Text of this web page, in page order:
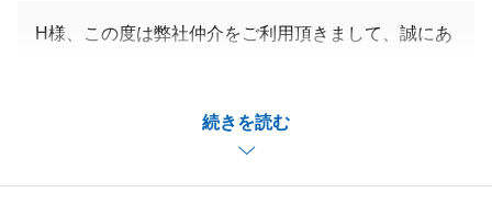
続きを読む
H様、この度は弊社仲介をご利用頂きまして、誠にあ
を頂く箇所について、内容の意味合いをご説明させて
頂き、ご理解を頂いた上で手続きを進めて頂く様にご
提案をさせて頂いております。